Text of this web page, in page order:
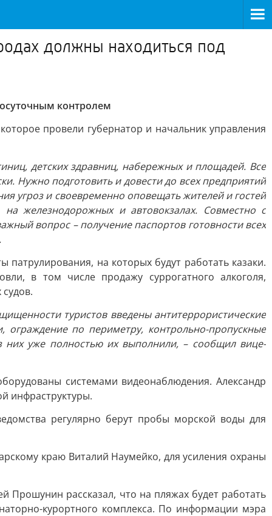
должны находиться под
контролем
провели губернатор и начальник управления
детских здравниц, набережных и площадей. Все
Нужно подготовить и довести до всех предприятий
угроз и своевременно оповещать жителей и гостей
железнодорожных и автовокзалах. Совместно с
вопрос – получение паспортов готовности всех
на которых будут работать казаки.
в том числе продажу суррогатного алкоголя,
туристов введены антитеррористические
по периметру, контрольно-пропускные
них уже полностью их выполнили, – сообщил вице-
системами видеонаблюдения. Александр
инфраструктуры.
регулярно берут пробы морской воды для
краю Виталий Наумейко, для усиления охраны
Прошунин рассказал, что на пляжах будет работать
курортного комплекса. По информации мэра